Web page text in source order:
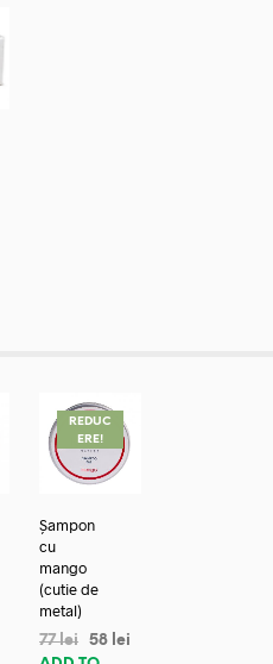
REDUC
ERE!
Șampon
cu
mango
(cutie de
metal)
77lei 58 lei